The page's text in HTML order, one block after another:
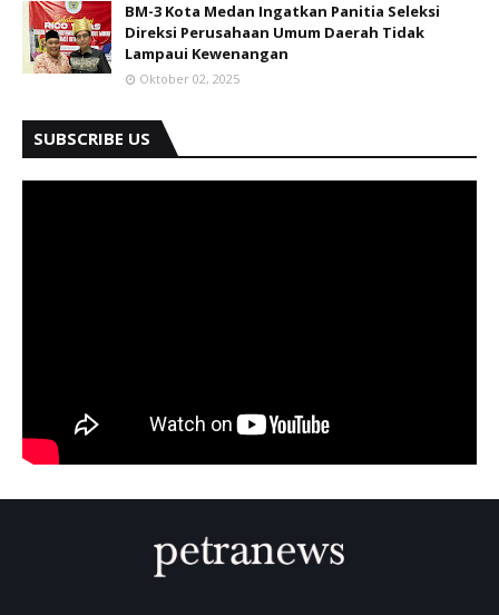
BM-3 Kota Medan Ingatkan Panitia Seleksi
Direksi Perusahaan Umum Daerah Tidak
Lampaui Kewenangan
Oktober 02, 2025
SUBSCRIBE US